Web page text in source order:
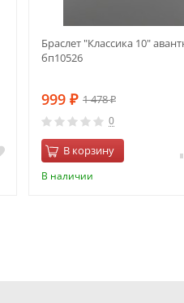
Браслет "Классика 10"
бп10526
999 ₽ 1 478₽
0
В корзину
В наличии